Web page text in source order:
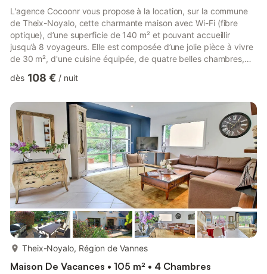
L'agence Cocoonr vous propose à la location, sur la commune
de Theix-Noyalo, cette charmante maison avec Wi-Fi (fibre
optique), d’une superficie de 140 m² et pouvant accueillir
jusqu’à 8 voyageurs. Elle est composée d’une jolie pièce à vivre
de 30 m², d'une cuisine équipée, de quatre belles chambres,
jardin d’environ 3 600 m². Le ménage est inclus dans la location
serviettes de toilette, torchons), votre lit sera préparé à votre
arrivée. Le logement se compose de la ma...
dès 108 € / nuit
Theix-Noyalo, Région de Vannes
Maison De Vacances • 105 m² • 4 Chambres